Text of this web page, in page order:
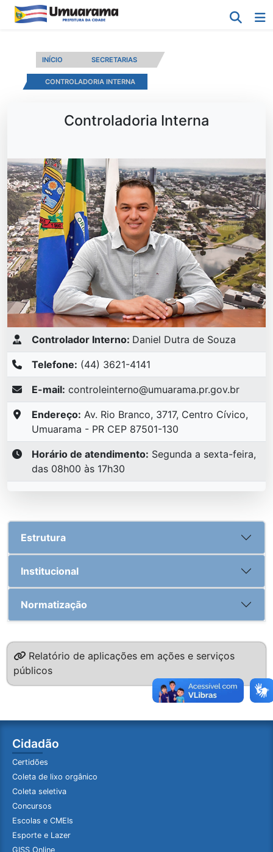
INÍCIO SECRETARIAS
CONTROLADORIA INTERNA
Controladoria Interna
Controlador Interno: Daniel Dutra de Souza
Telefone: (44) 3621-4141
E-mail: controleinterno@umuarama.pr.gov.br
Endereço: Av. Rio Branco, 3717, Centro Cívico,
Umuarama - PR CEP 87501-130
Horário de atendimento: Segunda a sexta-feira,
das 08h00 às 17h30
Estrutura
Institucional
Normatização
Relatório de aplicações em ações e serviços
públicos
Cidadão
Certidões
Coleta de lixo orgânico
Coleta seletiva
Concursos
Escolas e CMEIs
Esporte e Lazer
GISS Online